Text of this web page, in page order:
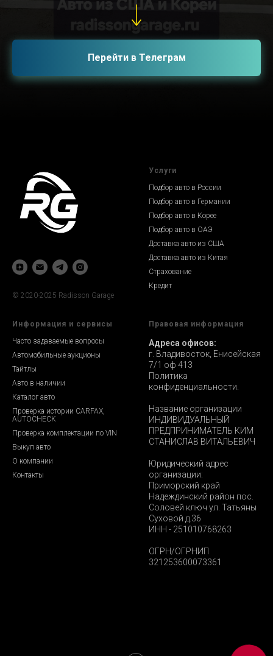
Перейти в Телеграм
© 2020-2025 Radisson Garage
Услуги
Подбор авто в России
Подбор авто в Германии
Подбор авто в Корее
Подбор авто в ОАЭ
Доставка авто из США
Доставка авто из Китая
Страхование
Кредит
Информация и сервисы
Часто задаваемые вопросы
Автомобильные аукционы
Тайтлы
Авто в наличии
Каталог авто
Проверка истории CARFAX,
AUTOCHECK
Проверка комплектации по VIN
Выкуп авто
О компании
Контакты
Правовая информация
Адреса офисов:
г. Владивосток, Енисейская
7/1 оф 413
Политика
конфиденциальности.
Название организации
ИНДИВИДУАЛЬНЫЙ
ПРЕДПРИНИМАТЕЛЬ КИМ
СТАНИСЛАВ ВИТАЛЬЕВИЧ
Юридический адрес
организации:
Приморский край
Надеждинский район пос.
Соловей ключ ул. Татьяны
Суховой д.36
ИНН - 251010768263
ОГРН/ОГРНИП
321253600073361